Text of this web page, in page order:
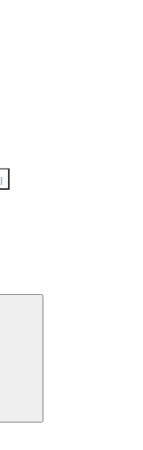
I